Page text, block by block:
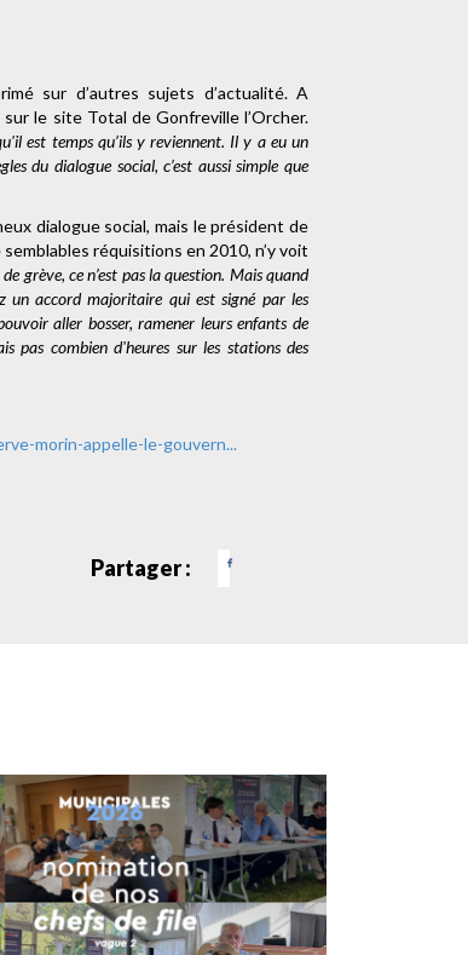
sur d’autres sujets d’actualité. A
le site Total de Gonfreville l’Orcher.
est temps qu’ils y reviennent. Il y a eu un
du dialogue social, c’est aussi simple que
dialogue social, mais le président de
réquisitions en 2010, n’y voit
grève, ce n’est pas la question. Mais quand
un accord majoritaire qui est signé par les
aller bosser, ramener leurs enfants de
pas combien d'heures sur les stations des
morin-appelle-le-gouvern...
Partager :